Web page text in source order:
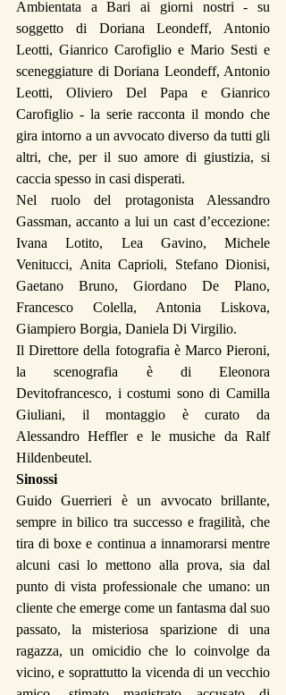
Ambientata a Bari ai giorni nostri - su
soggetto di Doriana Leondeff, Antonio
Leotti, Gianrico Carofiglio e Mario Sesti e
sceneggiature di Doriana Leondeff, Antonio
Leotti, Oliviero Del Papa e Gianrico
Carofiglio - la serie racconta il mondo che
gira intorno a un avvocato diverso da tutti gli
altri, che, per il suo amore di giustizia, si
caccia spesso in casi disperati.
Nel ruolo del protagonista Alessandro
Gassman, accanto a lui un cast d’eccezione:
Ivana Lotito, Lea Gavino, Michele
Venitucci, Anita Caprioli, Stefano Dionisi,
Gaetano Bruno, Giordano De Plano,
Francesco Colella, Antonia Liskova,
Giampiero Borgia, Daniela Di Virgilio.
Il Direttore della fotografia è Marco Pieroni,
la scenografia è di Eleonora
Devitofrancesco, i costumi sono di Camilla
Giuliani, il montaggio è curato da
Alessandro Heffler e le musiche da Ralf
Hildenbeutel.
Sinossi
Guido Guerrieri è un avvocato brillante,
sempre in bilico tra successo e fragilità, che
tira di boxe e continua a innamorarsi mentre
alcuni casi lo mettono alla prova, sia dal
punto di vista professionale che umano: un
cliente che emerge come un fantasma dal suo
passato, la misteriosa sparizione di una
ragazza, un omicidio che lo coinvolge da
vicino, e soprattutto la vicenda di un vecchio